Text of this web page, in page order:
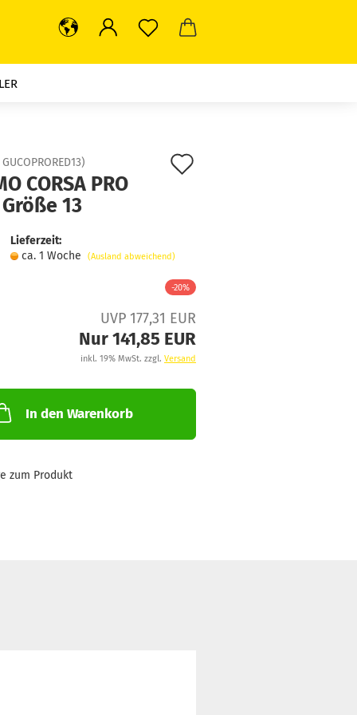
GUCOPRORED13)
CORSA PRO
Größe 13
Lieferzeit:
ca. 1 Woche
(Ausland abweichend)
-20%
UVP 177,31 EUR
Nur 141,85 EUR
inkl. 19% MwSt. zzgl. Versand
In den Warenkorb
zum Produkt